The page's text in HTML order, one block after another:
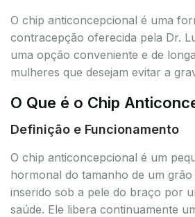
O chip anticoncepcional é uma
contracepção oferecida pela Dr.
uma opção conveniente e de
mulheres que desejam evitar a
O Que é o Chip
Definição e Funcionamento
O chip anticoncepcional é um
hormonal do tamanho de um
inserido sob a pele do braço por
saúde. Ele libera continuamente